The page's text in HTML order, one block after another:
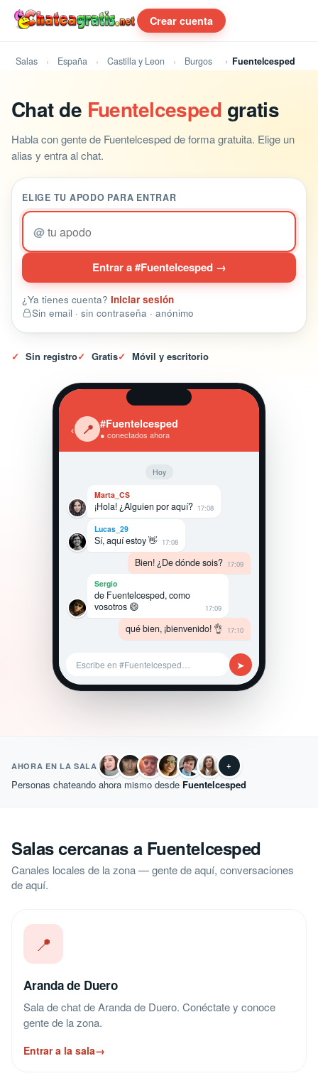
Crear cuenta
Salas España Castilla y Leon Burgos Fuentelcesped
Chat de Fuentelcesped gratis
Habla con gente de Fuentelcesped de forma gratuita. Elige un
alias y entra al chat.
ELIGE TU APODO PARA ENTRAR
@
Entrar a #Fuentelcesped →
¿Ya tienes cuenta? Iniciar sesión
Sin email · sin contraseña · anónimo
✓ Sin registro✓ Gratis✓ Móvil y escritorio
‹ 📍 #Fuentelcesped
● conectados ahora
Hoy
Marta_CS
¡Hola! ¿Alguien por aquí? 17:08
Lucas_29
Sí, aquí estoy 👋 17:08
Bien! ¿De dónde sois? 17:09
Sergio
de Fuentelcesped, como
vosotros 😄
17:09
qué bien, ¡bienvenido! 👌 17:10
Escribe en #Fuentelcesped… ➤
AHORA EN LA SALA +
Personas chateando ahora mismo desde Fuentelcesped
Salas cercanas a Fuentelcesped
Canales locales de la zona — gente de aquí, conversaciones
de aquí.
📍
Aranda de Duero
Sala de chat de Aranda de Duero. Conéctate y conoce
gente de la zona.
Entrar a la sala→